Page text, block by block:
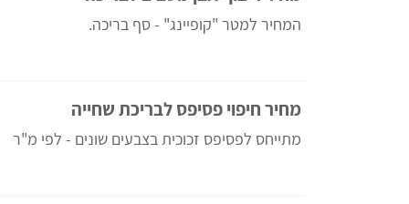
המחיר למטר "קופיינג" - סף בריכה.
מחיר חיפוי פסיפס לבריכת שחייה
מתייחס לפסיפס זכוכית בצבעים שונים - לפי מ"ר